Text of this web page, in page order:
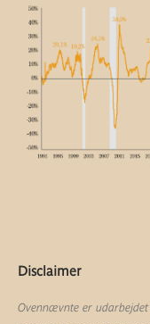
Disclaimer
Ovennævnte er